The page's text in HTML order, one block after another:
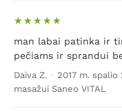
man labai patinka ir
pečiams ir sprandui
Daiva Z. · 2017 m. spalio
masažui Saneo VITAL